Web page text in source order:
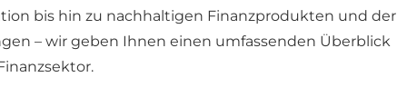
bis hin zu nachhaltigen Finanzprodukten und der
– wir geben Ihnen einen umfassenden Überblick